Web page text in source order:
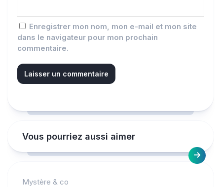
Enregistrer mon nom, mon e-mail et mon site
dans le navigateur pour mon prochain
commentaire.
Vous pourriez aussi aimer
Mystère & co